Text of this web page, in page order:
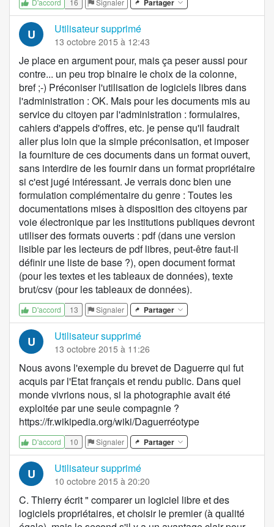
D'accord 16 Signaler Partager
U Utilisateur supprimé
13 octobre 2015 à 12:43
Je place en argument pour, mais ça peser aussi pour
contre... un peu trop binaire le choix de la colonne,
bref ;-) Préconiser l'utilisation de logiciels libres dans
l'administration : OK. Mais pour les documents mis au
service du citoyen par l'administration : formulaires,
cahiers d'appels d'offres, etc. je pense qu'il faudrait
aller plus loin que la simple préconisation, et imposer
la fourniture de ces documents dans un format ouvert,
sans interdire de les fournir dans un format propriétaire
si c'est jugé intéressant. Je verrais donc bien une
formulation complémentaire du genre : Toutes les
documentations mises à disposition des citoyens par
voie électronique par les institutions publiques devront
utiliser des formats ouverts : pdf (dans une version
lisible par les lecteurs de pdf libres, peut-être faut-il
définir une liste de base ?), open document format
(pour les textes et les tableaux de données), texte
brut/csv (pour les tableaux de données).
D'accord 13 Signaler Partager
U Utilisateur supprimé
13 octobre 2015 à 11:26
Nous avons l'exemple du brevet de Daguerre qui fut
acquis par l'Etat français et rendu public. Dans quel
monde vivrions nous, si la photographie avait été
exploitée par une seule compagnie ?
https://fr.wikipedia.org/wiki/Daguerréotype
D'accord 10 Signaler Partager
U Utilisateur supprimé
10 octobre 2015 à 20:20
C. Thierry écrit " comparer un logiciel libre et des
logiciels propriétaires, et choisir le premier (à qualité